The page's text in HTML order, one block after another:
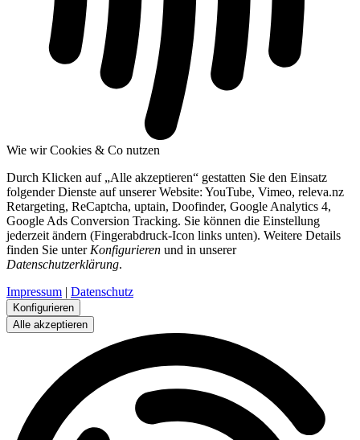
Wie wir Cookies & Co nutzen
Durch Klicken auf „Alle akzeptieren“ gestatten Sie den Einsatz
folgender Dienste auf unserer Website: YouTube, Vimeo, releva.nz
Retargeting, ReCaptcha, uptain, Doofinder, Google Analytics 4,
Google Ads Conversion Tracking. Sie können die Einstellung
jederzeit ändern (Fingerabdruck-Icon links unten). Weitere Details
finden Sie unter Konfigurieren und in unserer
Datenschutzerklärung.
Impressum | Datenschutz
Konfigurieren
Alle akzeptieren